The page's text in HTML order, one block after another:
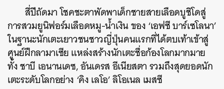
สี่ปีถัดมา โชคชะตาพัดพาเด็กชายสายเลือดบูชิโดสู่
การสวมยูนิฟอร์มเลือดหมู-น้ำเงิน ของ ‘เอฟซี บาร์เซโลนา’
ในฐานะนักเตะเยาวชนชาวญี่ปุ่นคนแรกที่ได้ตบเท้าเข้าสู่
ศูนย์ฝึกลามาเซีย แหล่งสร้างนักเตะชื่อก้องโลกมากมาย
ทั้ง ชาบี เอนานเดซ, อันเดรส อีเนียสตา รวมถึงสุดยอดนัก
เตะระดับโลกอย่าง ‘คิง เลโอ’ ลิโอเนล เมสซี